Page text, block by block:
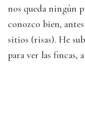
nos queda ningún
conozco bien,
sitios (risas). He
para ver las fincas,